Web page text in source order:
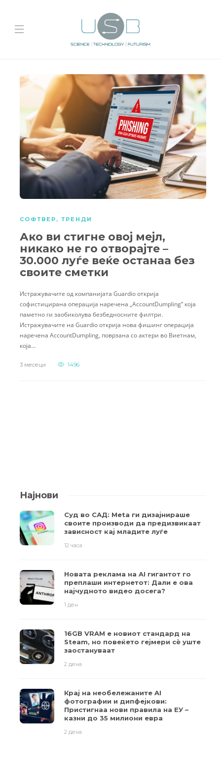
СОФТВЕР , ТРЕНДИ
Ако ви стигне овој мејл,
никако не го отворајте –
30.000 луѓе веќе останаа без
своите сметки
Истражувачите од компанијата Guardio открија
софистицирана операција наречена „AccountDumpling“ која
паметно ги заобиколува безбедносните филтри.
Истражувачите на Guardio открија нова фишинг операција
наречена AccountDumpling, поврзана со актери во Виетнам,
која…
3 месеци 1496
Најнови
Суд во САД: Meta ги дизајнираше
своите производи да предизвикаат
зависност кај младите луѓе
12 часа
Новата реклама на AI гигантот го
преплаши интернетот: Дали е ова
најчудното видео досега?
1 ден
16GB VRAM е новиот стандард на
Steam, но повеќето гејмери ​​сè уште
заостануваат
2 дена
Крај на необележаните AI
фотографии и дипфејкови:
Пристигнаа нови правила на ЕУ –
казни до 35 милиони евра
2 дена